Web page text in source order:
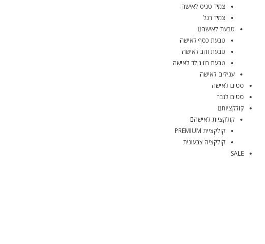
צמיד טניס לאישה
צמיד רגל
טבעת לאישה
טבעת כסף לאישה
טבעת זהב לאישה
טבעת רוז גולד לאישה
עגילים לאישה
סטים לאישה
סטים לגבר
קולקציות
קולקציות לאישה
קולקציית PREMIUM
קולקציה צבעונית
SALE